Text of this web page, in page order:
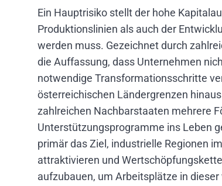
Ein Hauptrisiko stellt der hohe
Produktionslinien als auch der
werden muss. Gezeichnet durch
die Auffassung, dass Unternehmen
notwendige Transformationsschritte
österreichischen Ländergrenzen
zahlreichen Nachbarstaaten mehrere
Unterstützungsprogramme ins Leben
primär das Ziel, industrielle Regionen
attraktivieren und
aufzubauen, um Arbeitsplätze in